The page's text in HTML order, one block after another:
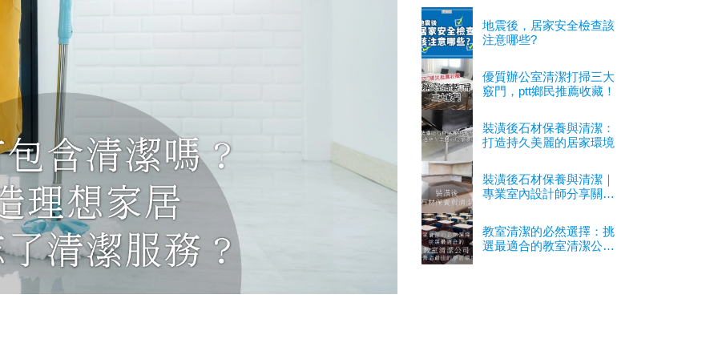
地震後，居家安全檢查該
注意哪些?
優質辦公室清潔打掃三大
竅門，ptt鄉民推薦收藏！
裝潢後石材保養與清潔：
打造持久美麗的居家環境
裝潢後石材保養與清潔｜
專業室內設計師分享關鍵
教室清潔的必然選擇：挑
選最適合的教室清潔公司